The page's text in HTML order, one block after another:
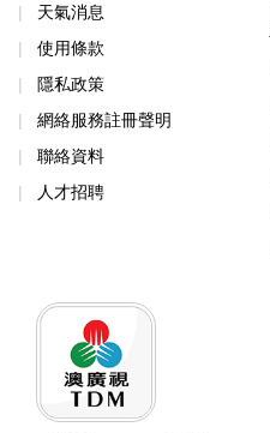
天氣消息
使用條款
隱私政策
網絡服務註冊聲明
聯絡資料
人才招聘